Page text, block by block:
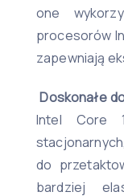
one
procesorów
zapewniają
Doskonałe
Intel Core
do
bardziej